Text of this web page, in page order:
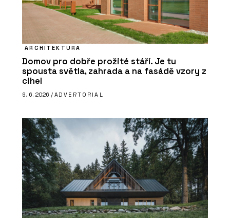
ARCHITEKTURA
Domov pro dobře prožité stáří. Je tu
spousta světla, zahrada a na fasádě vzory z
cihel
9. 6. 2026 / ADVERTORIAL